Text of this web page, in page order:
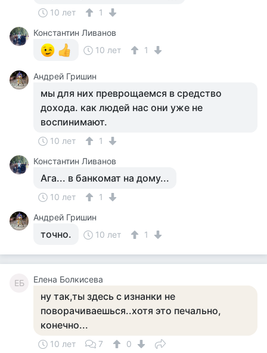
10 лет
1
Константин Ливанов
10 лет
1
Андрей Гришин
мы для них преврощаемся в средство
дохода. как людей нас они уже не
воспинимают.
10 лет
1
Константин Ливанов
Ага... в банкомат на дому...
10 лет
1
Андрей Гришин
точно. 10 лет 1
ЕБ Елена Болкисева
ну так,ты здесь с изнанки не
поворачиваешься..хотя это печально,
конечно...
10 лет 7
0